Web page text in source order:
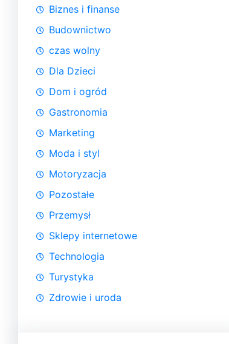
Biznes i finanse
Budownictwo
czas wolny
Dla Dzieci
Dom i ogród
Gastronomia
Marketing
Moda i styl
Motoryzacja
Pozostałe
Przemysł
Sklepy internetowe
Technologia
Turystyka
Zdrowie i uroda